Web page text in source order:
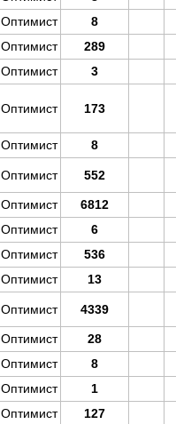
Оптимист
8
Оптимист
289
Оптимист 3
Оптимист 173
Оптимист 8
Оптимист 552
Оптимист
6812
Оптимист
6
Оптимист
536
Оптимист 13
Оптимист 4339
Оптимист
28
Оптимист
8
Оптимист
1
Оптимист 127